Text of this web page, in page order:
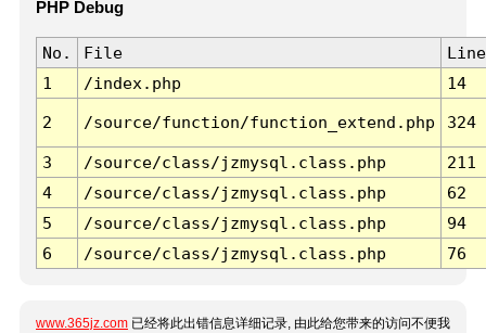
PHP Debug
No. File
Line
1
/index.php 14
2 /source/function/function_extend.php 324
3 /source/class/jzmysql.class.php
211
4
/source/class/jzmysql.class.php
62
5
/source/class/jzmysql.class.php
94
6
/source/class/jzmysql.class.php 76
www.365jz.com 已经将此出错信息详细记录, 由此给您带来的访问不便我